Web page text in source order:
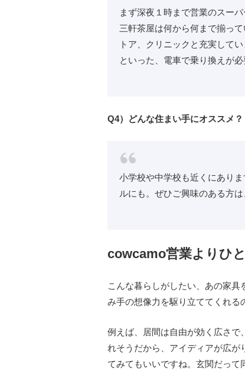
まず深夜１時まで営業のスー
三軒茶屋は何から何まで揃っ
トア、クリニックと充実して
といった、電車で乗り換えが
Q4）どんな住まい手にオススメ？
小学校や中学校も近くにあり
ルにも。ぜひご興味のある方
cowcamo営業よりひ
こんな暮らしがしたい、あの家
み手の想像力を駆り立ててくれる
例えば、居間は自由が効く広さで
れそうだから、アイディアが広が
てみてもいいですね。玄関だっ